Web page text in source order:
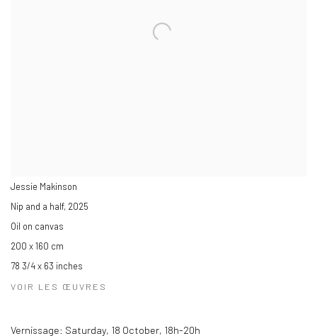
Jessie Makinson
Nip and a half, 2025
Oil on canvas
200 x 160 cm
78 3/4 x 63 inches
VOIR LES ŒUVRES
Vernissage: Saturday, 18 October, 18h-20h